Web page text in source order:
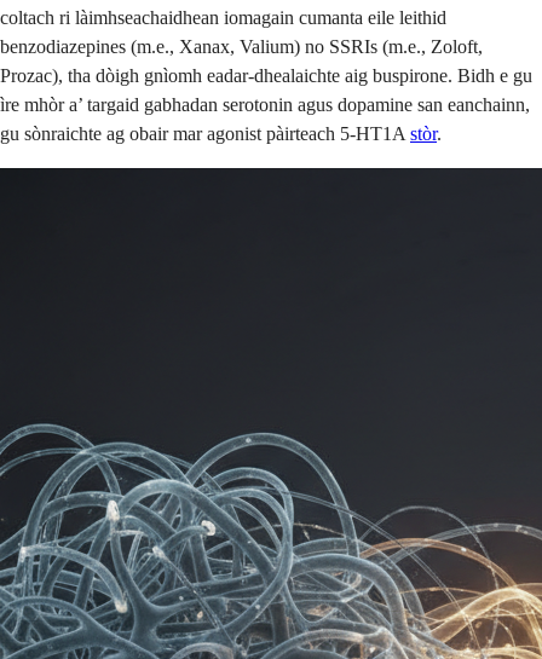
coltach ri làimhseachaidhean iomagain cumanta eile leithid
benzodiazepines (m.e., Xanax, Valium) no SSRIs (m.e., Zoloft,
Prozac), tha dòigh gnìomh eadar-dhealaichte aig buspirone. Bidh e gu
ìre mhòr a’ targaid gabhadan serotonin agus dopamine san eanchainn,
gu sònraichte ag obair mar agonist pàirteach 5-HT1A stòr.